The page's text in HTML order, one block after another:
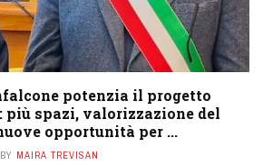
potenzia il progetto
più spazi, valorizzazione del
opportunità per ...
BY MAIRA TREVISAN